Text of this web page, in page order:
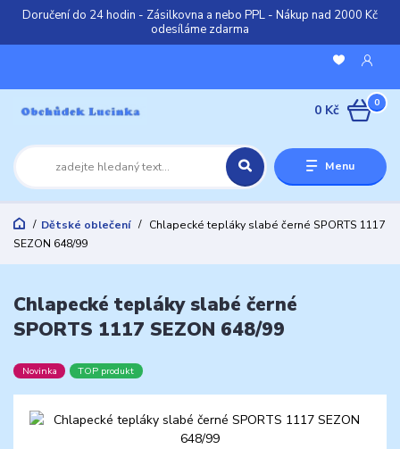
Doručení do 24 hodin - Zásilkovna a nebo PPL - Nákup nad 2000 Kč
odesíláme zdarma
Menu
0
0 Kč
Dětské oblečení
Chlapecké tepláky slabé černé SPORTS 1117
SEZON 648/99
Chlapecké tepláky slabé černé
SPORTS 1117 SEZON 648/99
Novinka TOP produkt